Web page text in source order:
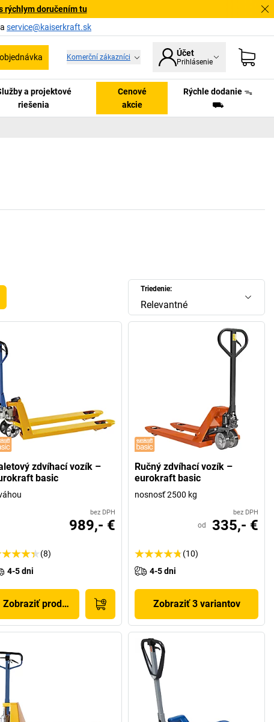
rýchlym doručením tu
service@kaiserkraft.sk
Komerční zákazníci Účet
Prihlásenie
a projektové
riešenia
Cenové
akcie
Rýchle dodanie ᯓ
⛟
Triedenie:
Relevantné
zdvíhací vozík –
basic
bez DPH
989,- €
(8)
4-5 dni
Zobraziť produkt
Ručný zdvíhací vozík –
eurokraft basic
nosnosť 2500 kg
bez DPH
od 335,- €
(10)
4-5 dni
Zobraziť 3 variantov